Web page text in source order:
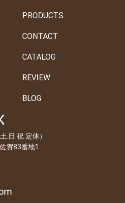
PRODUCTS
CONTACT
CATALOG
REVIEW
BLOG
日.祝 定休）
賀83番地1